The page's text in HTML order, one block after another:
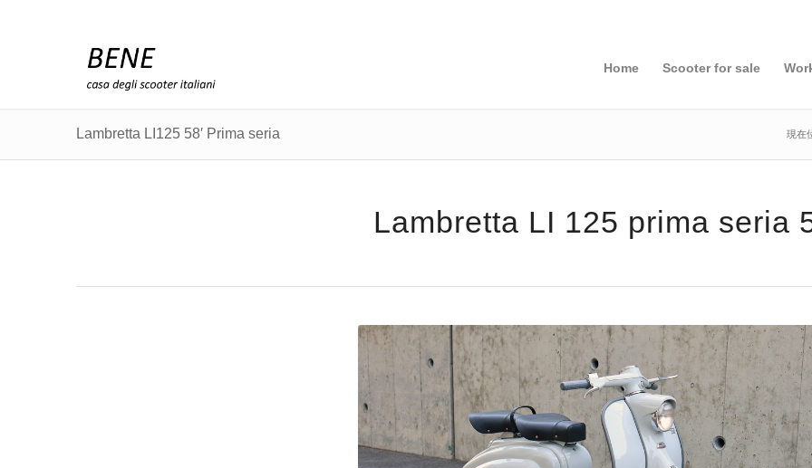
Home Scooter for sale
Lambretta LI125 58′ Prima seria 現在
Lambretta LI 125 prima seria